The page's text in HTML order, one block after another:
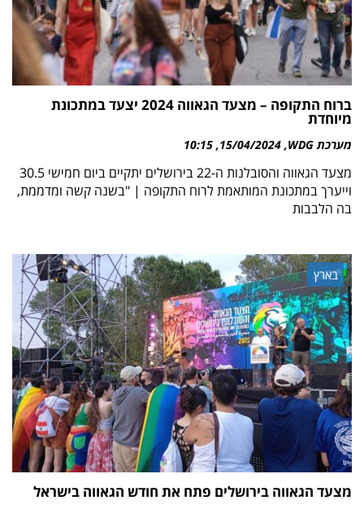
ברוח התקופה – מצעד הגאווה 2024 יצעד במתכונת
מיוחדת
מערכת WDG 15/04/2024
10:15
מצעד הגאווה והסובלנות ה-22 בירושלים יתקיים ביום חמישי 30.5
וייערך במתכונת המותאמת לרוח התקופה | "בשנה קשה ומדממת,
בה הלבבות
בארץ
מצעד הגאווה בירושלים פתח את חודש הגאווה בישראל